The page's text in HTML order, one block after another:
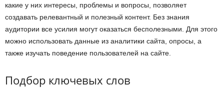
какие у них интересы, проблемы и вопросы, позволяет
создавать релевантный и полезный контент. Без знания
аудитории все усилия могут оказаться бесполезными. Для этого
можно использовать данные из аналитики сайта, опросы, а
также изучать поведение пользователей на сайте.
Подбор ключевых слов